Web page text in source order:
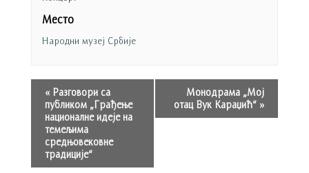
Место
Народни музеј Србије
«Разговори са
публиком „Грађење
националне идеје на
темељима
средњовековне
традиције“
Монодрама „Мој
отац Вук Караџић“ »